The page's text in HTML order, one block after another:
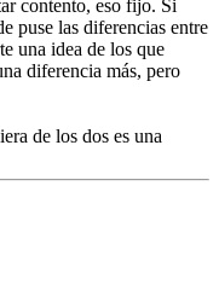
contento, eso fijo. Si
puse las diferencias entre
una idea de los que
diferencia más, pero
de los dos es una